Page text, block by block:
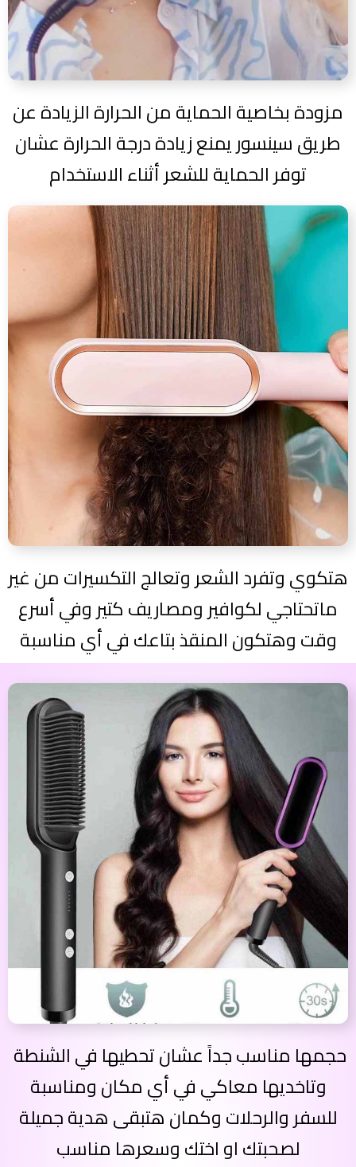
مزودة بخاصية الحماية من الحرارة الزيادة عن
طريق سينسور يمنع زيادة درجة الحرارة عشان
توفر الحماية للشعر أثناء الاستخدام
هتكوي وتفرد الشعر وتعالج التكسيرات من غير
ماتحتاجي لكوافير ومصاريف كتير وفي أسرع
وقت وهتكون المنقذ بتاعك في أي مناسبة
وتاخديها معاكي في أي مكان ومناسبة
للسفر والرحلات وكمان هتبقى هدية جميلة
لصحبتك او اختك وسعرها مناسب